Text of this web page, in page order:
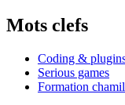
Mots clefs
Coding &
Serious games
Formation